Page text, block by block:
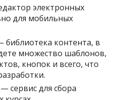
электронных
для мобильных
контента, в
множество шаблонов,
кнопок и всего, что
сервис для сбора